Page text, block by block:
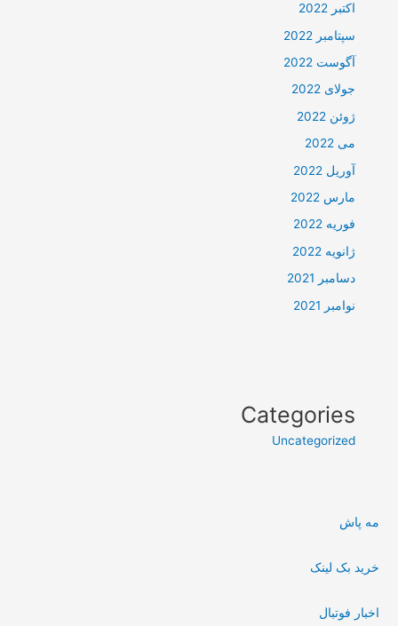
اکتبر 2022
سپتامبر 2022
آگوست 2022
جولای 2022
ژوئن 2022
می 2022
آوریل 2022
مارس 2022
فوریه 2022
ژانویه 2022
دسامبر 2021
نوامبر 2021
Categories
Uncategorized
مه پاش
خرید بک لینک
اخبار فوتبال